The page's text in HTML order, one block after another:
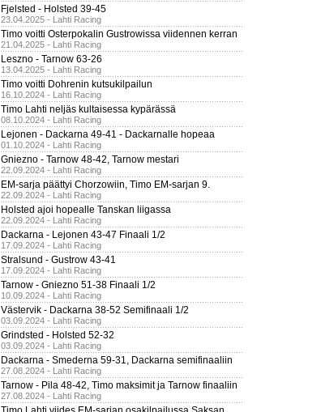
Fjelsted - Holsted 39-45
23.04.2025 - Lahti Racing
Timo voitti Osterpokalin Gustrowissa viidennen kerran
21.04.2025 - Lahti Racing
Leszno - Tarnow 63-26
13.04.2025 - Lahti Racing
Timo voitti Dohrenin kutsukilpailun
16.10.2024 - Lahti Racing
Timo Lahti neljäs kultaisessa kypärässä
08.10.2024 - Lahti Racing
Lejonen - Dackarna 49-41 - Dackarnalle hopeaa
01.10.2024 - Lahti Racing
Gniezno - Tarnow 48-42, Tarnow mestari
22.09.2024 - Lahti Racing
EM-sarja päättyi Chorzowiin, Timo EM-sarjan 9.
22.09.2024 - Lahti Racing
Holsted ajoi hopealle Tanskan liigassa
22.09.2024 - Lahti Racing
Dackarna - Lejonen 43-47 Finaali 1/2
17.09.2024 - Lahti Racing
Stralsund - Gustrow 43-41
17.09.2024 - Lahti Racing
Tarnow - Gniezno 51-38 Finaali 1/2
10.09.2024 - Lahti Racing
Västervik - Dackarna 38-52 Semifinaali 1/2
03.09.2024 - Lahti Racing
Grindsted - Holsted 52-32
03.09.2024 - Lahti Racing
Dackarna - Smederna 59-31, Dackarna semifinaaliin
27.08.2024 - Lahti Racing
Tarnow - Pila 48-42, Timo maksimit ja Tarnow finaaliin
27.08.2024 - Lahti Racing